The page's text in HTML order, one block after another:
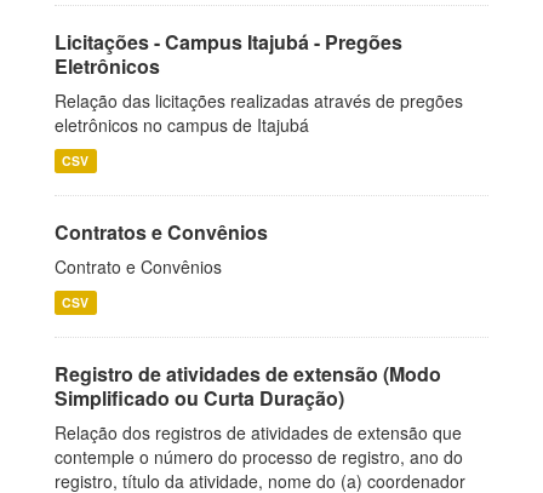
Licitações - Campus Itajubá - Pregões
Eletrônicos
Relação das licitações realizadas através de pregões
eletrônicos no campus de Itajubá
CSV
Contratos e Convênios
Contrato e Convênios
CSV
Registro de atividades de extensão (Modo
Simplificado ou Curta Duração)
Relação dos registros de atividades de extensão que
contemple o número do processo de registro, ano do
registro, título da atividade, nome do (a) coordenador